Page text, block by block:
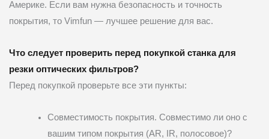
Америке. Если вам нужна безопасность и точность
покрытия, то Vimfun — лучшее решение для вас.
Что следует проверить перед покупкой станка для
резки оптических фильтров?
Перед покупкой проверьте все эти пункты:
Совместимость покрытия. Совместимо ли оно с
вашим типом покрытия (AR, IR, полосовое)?